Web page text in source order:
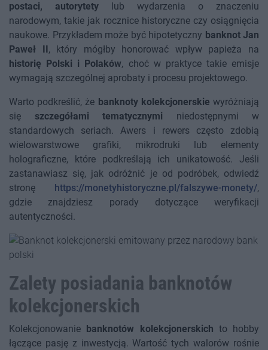
postaci, autorytety lub wydarzenia o znaczeniu
narodowym, takie jak rocznice historyczne czy osiągnięcia
naukowe. Przykładem może być hipotetyczny banknot Jan
Paweł II , który mógłby honorować wpływ papieża na
historię Polski i Polaków, choć w praktyce takie emisje
wymagają szczególnej aprobaty i procesu projektowego.
Warto podkreślić, że banknoty kolekcjonerskie wyróżniają
się szczegółami tematycznymi niedostępnymi w
standardowych seriach. Awers i rewers często zdobią
wielowarstwowe grafiki, mikrodruki lub elementy
holograficzne, które podkreślają ich unikatowość. Jeśli
zastanawiasz się, jak odróżnić je od podróbek, odwiedź
stronę
https://monetyhistoryczne.pl/falszywe-monety/,
gdzie znajdziesz porady dotyczące weryfikacji
autentyczności.
Zalety posiadania banknotów
kolekcjonerskich
Kolekcjonowanie banknotów kolekcjonerskich to hobby
łączące pasję z inwestycją. Wartość tych walorów rośnie